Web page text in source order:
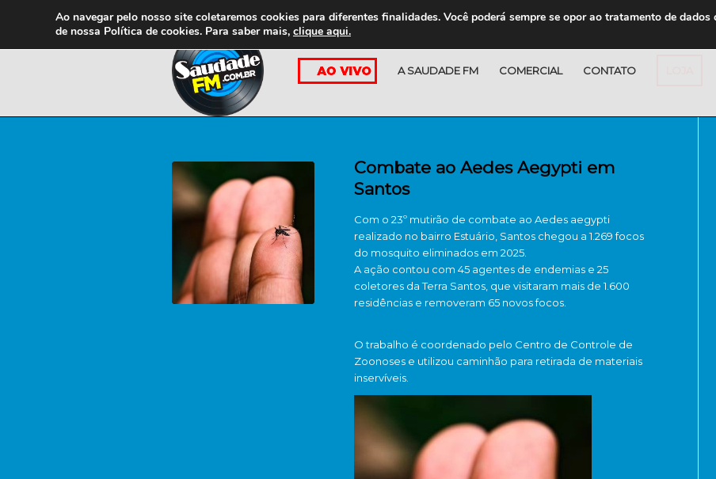
A SAUDADE FM COMERCIAL CONTATO
Combate ao Aedes Aegypti em
Santos
Com o 23º mutirão de combate ao Aedes aegypti
realizado no bairro Estuário, Santos chegou a 1.269 focos
do mosquito eliminados em 2025.
A ação contou com 45 agentes de endemias e 25
coletores da Terra Santos, que visitaram mais de 1.600
residências e removeram 65 novos focos.
O trabalho é coordenado pelo Centro de Controle de
Zoonoses e utilizou caminhão para retirada de materiais
inservíveis.
Ao navegar pelo nosso site coletaremos cookies para diferentes finalidades. Você poderá sempre se opor ao tratamento de
de nossa Política de cookies. Para saber mais, clique aqui.